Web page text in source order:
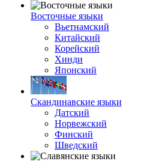
Восточные языки
Вьетнамский
Китайский
Корейский
Хинди
Японский
Скандинавские языки
Датский
Норвежский
Финский
Шведский